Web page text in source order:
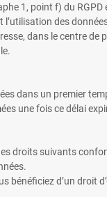
1, point f) du
des
dans le centre
dans un premier
une fois ce délai
droits suivants
bénéficiez d’un